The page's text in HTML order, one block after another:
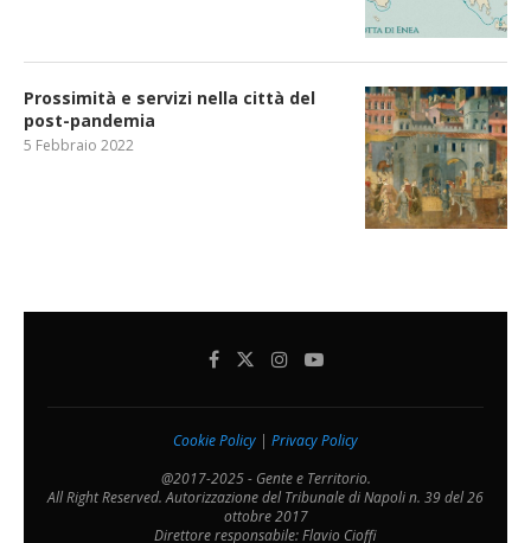
Prossimità e servizi nella città del
post-pandemia
5 Febbraio 2022
Cookie Policy | Privacy Policy
@2017-2025 - Gente e Territorio.
All Right Reserved. Autorizzazione del Tribunale di Napoli n. 39 del 26
ottobre 2017
Direttore responsabile: Flavio Cioffi